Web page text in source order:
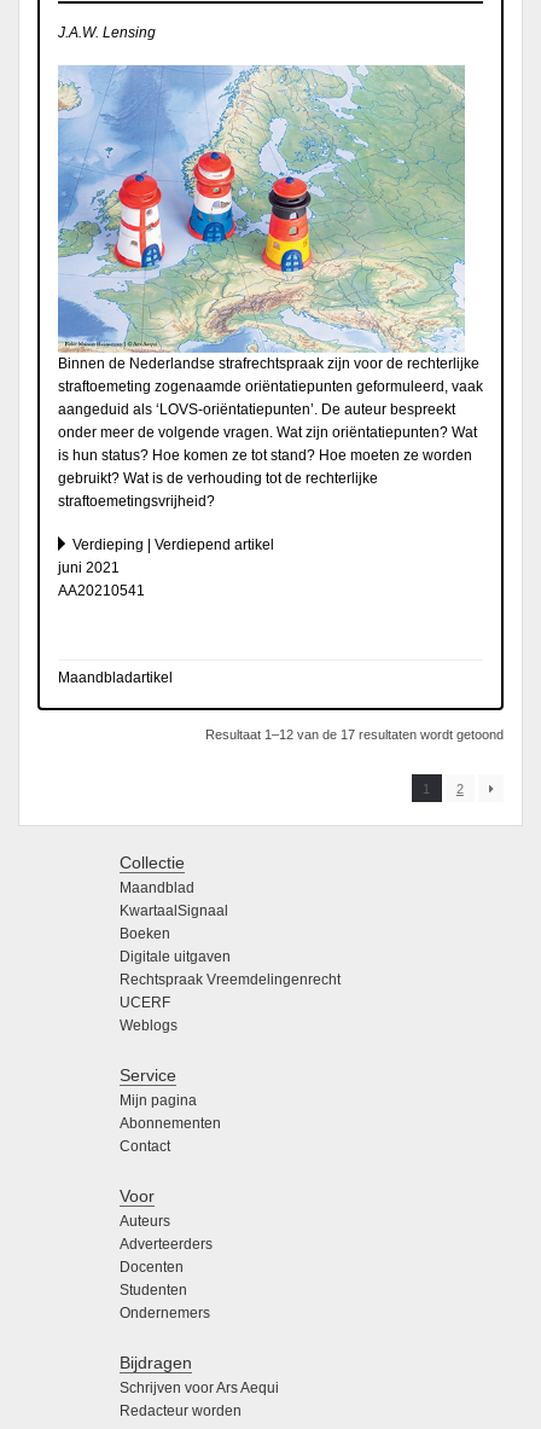
J.A.W. Lensing
Binnen de Nederlandse strafrechtspraak zijn voor de rechterlijke
straftoemeting zogenaamde oriëntatiepunten geformuleerd, vaak
aangeduid als ‘LOVS-oriëntatiepunten’. De auteur bespreekt
onder meer de volgende vragen. Wat zijn oriëntatiepunten? Wat
is hun status? Hoe komen ze tot stand? Hoe moeten ze worden
gebruikt? Wat is de verhouding tot de rechterlijke
straftoemetingsvrijheid?
Verdieping | Verdiepend artikel
juni 2021
AA20210541
Maandbladartikel
Resultaat 1–12 van de 17 resultaten wordt getoond
1 2
Collectie
Maandblad
KwartaalSignaal
Boeken
Digitale uitgaven
Rechtspraak Vreemdelingenrecht
UCERF
Weblogs
Service
Mijn pagina
Abonnementen
Contact
Voor
Auteurs
Adverteerders
Docenten
Studenten
Ondernemers
Bijdragen
Schrijven voor Ars Aequi
Redacteur worden